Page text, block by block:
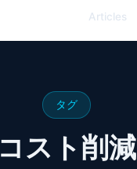
Articles
タグ
コスト削減